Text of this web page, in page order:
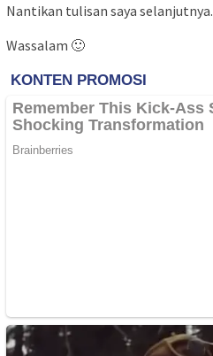
Nantikan tulisan saya selanjutnya.
Wassalam 🙂